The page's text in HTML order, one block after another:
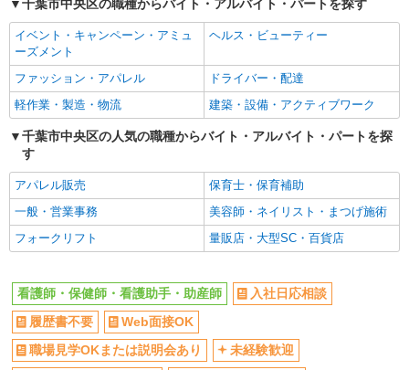
【正社員】月給240,000〜400,000円 ・基本
給：200,000円〜220,000円 ・資格手当：10,000〜
30,000円 ・役職手当：10,000〜70,000円 ・処遇改
により変動） ・固定残業手当：20,000円（10時
間） ※固定残業時間を超過する場合には超過勤務
手当として別途支給 ・夜勤手当：10,000円/1回
（上記給与とは別に支給） 下記資格をお持ちの方
歓迎 ・認知症介護基礎研修 ・初任者研修 ・実務
千葉市中央区
キープ 詳細を見る
株式会社kotrio /●SW-S-2078013
な病院で看護助手
【正社員】月給240,000〜400,000円 ・基本
給：200,000円〜220,000円 ・資格手当：10,000〜
30,000円 ・役職手当：10,000〜70,000円 ・処遇改
善手当：20,000〜60,000円（勤続年数、保有資格
間） ※固定残業時間を超過する場合には超過勤務
手当として別途支給 ・夜勤手当：10,000円/1回
（上記給与とは別に支給） 下記資格をお持ちの方
歓迎 ・認知症介護基礎研修 ・初任者研修 ・実務
者研修 ・介護福祉士 など
千葉市中央区
キープ 詳細を見る
派遣社員
株式会社トラストグロース 新宿本社 第1営業部
入社日応相談
履歴書不要
Web面接OK
未経験歓迎
経験者・有資格者歓迎
新卒・第二新卒歓迎
女性活躍中
主婦・主夫歓迎
フリーター歓迎
学歴不問
ミドル（40代～）活躍中
エルダー（50代～）活躍中
シニア（60代～）活躍中
昇給あり
週払い
週2～3日勤務OK
時間や曜日が選べる・シフト自由
深夜
禁煙・分煙
転勤なし
登録制
交通費支給
社会保険あり
千葉市中央区の職種からバイト・アルバイト・パートを探す
イベント・キャンペーン・アミュ
ーズメント
ヘルス・ビューティー
ファッション・アパレル
ドライバー・配達
軽作業・製造・物流
建築・設備・アクティブワーク
千葉市中央区の人気の職種からバイト・アルバイト・パートを探
す
アパレル販売
保育士・保育補助
一般・営業事務
美容師・ネイリスト・まつげ施術
フォークリフト
量販店・大型SC・百貨店
看護師・保健師・看護助手・助産師
入社日応相談
履歴書不要
Web面接OK
職場見学OKまたは説明会あり
未経験歓迎